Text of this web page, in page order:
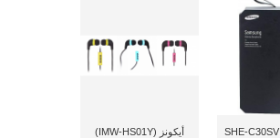
سامسونج ( SHE-C30SV
أيكونز (IMW-HS01Y)